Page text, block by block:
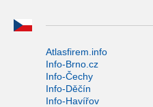
Atlasfirem.info
Info-Brno.cz
Info-Čechy
Info-Děčín
Info-Havířov